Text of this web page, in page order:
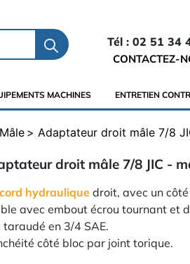
Tél : 02 51 34
CONTACTEZ-
MACHINES ENTRETIEN
Adaptateur droit mâle 7/8
droit mâle 7/8 JIC -
hydraulique droit, avec un
avec embout écrou tournant et
taraudé en 3/4 SAE.
côté bloc par joint torique.